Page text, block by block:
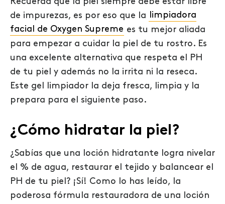
de impurezas, es por eso que la limpiadora
facial de Oxygen Supreme es tu mejor aliada
para empezar a cuidar la piel de tu rostro. Es
una excelente alternativa que respeta el PH
de tu piel y además no la irrita ni la reseca.
Este gel limpiador la deja fresca, limpia y la
prepara para el siguiente paso.
¿Cómo hidratar la piel?
¿Sabías que una loción hidratante logra nivelar
el % de agua, restaurar el tejido y balancear el
PH de tu piel? ¡Sí! Como lo has leído, la
poderosa fórmula restauradora de una loción